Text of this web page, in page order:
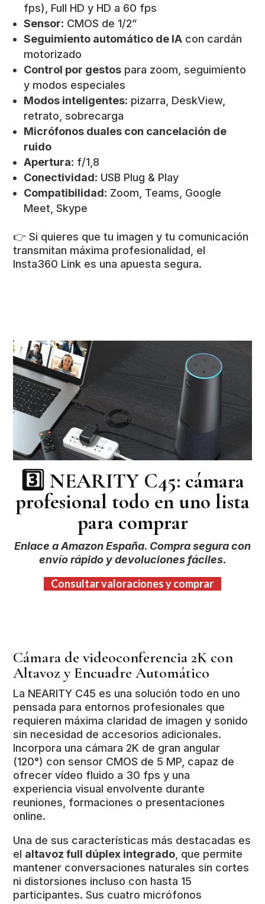
fps), Full HD y HD a 60 fps
Sensor: CMOS de 1/2”
Seguimiento automático de IA con cardán
motorizado
Control por gestos para zoom, seguimiento
y modos especiales
Modos inteligentes: pizarra, DeskView,
retrato, sobrecarga
Micrófonos duales con cancelación de
ruido
Apertura: f/1,8
Conectividad: USB Plug & Play
Compatibilidad: Zoom, Teams, Google
Meet, Skype
👉 Si quieres que tu imagen y tu comunicación
transmitan máxima profesionalidad, el
Insta360 Link es una apuesta segura.
3️⃣ NEARITY C45: cámara
profesional todo en uno lista
para comprar
Enlace a Amazon España. Compra segura con
envío rápido y devoluciones fáciles.
Consultar valoraciones y comprar
Cámara de videoconferencia 2K con
Altavoz y Encuadre Automático
La NEARITY C45 es una solución todo en uno
pensada para entornos profesionales que
requieren máxima claridad de imagen y sonido
sin necesidad de accesorios adicionales.
Incorpora una cámara 2K de gran angular
(120°) con sensor CMOS de 5 MP, capaz de
ofrecer vídeo fluido a 30 fps y una
experiencia visual envolvente durante
reuniones, formaciones o presentaciones
online.
Una de sus características más destacadas es
el altavoz full dúplex integrado , que permite
mantener conversaciones naturales sin cortes
ni distorsiones incluso con hasta 15
participantes. Sus cuatro micrófonos